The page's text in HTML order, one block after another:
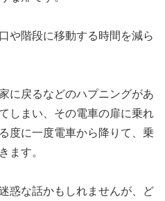
や階段に移動する時間を減ら
に戻るなどのハプニングがあ
しまい、その電車の扉に乗れ
度に一度電車から降りて、乗
ます。
惑な話かもしれませんが、ど